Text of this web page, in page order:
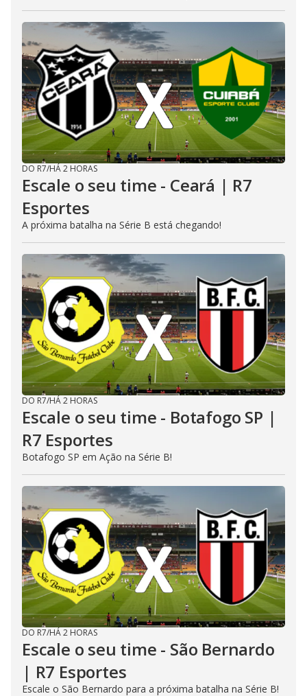
DO R7/HÁ 2 HORAS
Escale o seu time - Ceará | R7
Esportes
A próxima batalha na Série B está chegando!
DO R7/HÁ 2 HORAS
Escale o seu time - Botafogo SP |
R7 Esportes
Botafogo SP em Ação na Série B!
DO R7/HÁ 2 HORAS
Escale o seu time - São Bernardo
| R7 Esportes
Escale o São Bernardo para a próxima batalha na Série B!